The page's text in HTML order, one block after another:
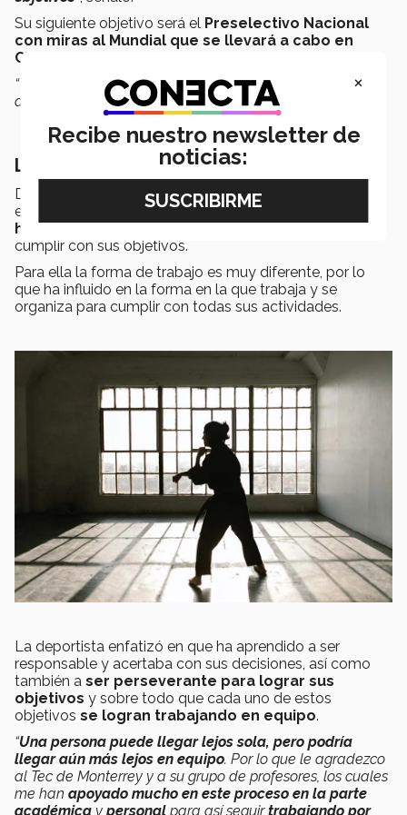
Su siguiente objetivo será el Preselectivo Nacional
con miras al Mundial que se llevará a cabo en
China.
“Trabajaré muy duro para este evento junto con el apoyo
de mis papás, entrenadores y compañeros”
Llegar lejos en equipo
De acuerdo con Nadia antes de entrar al Tec llevaba un
estilo de vida diferente ya que no tenía las
herramientasque la institución le ha brindado para
cumplir con sus objetivos.
Para ella la forma de trabajo es muy diferente, por lo
que ha influido en la forma en la que trabaja y se
organiza para cumplir con todas sus actividades.
La deportista enfatizó en que ha aprendido a ser
responsable y acertaba con sus decisiones, así como
también a ser perseverante para lograr sus
objetivos y sobre todo que cada uno de estos
objetivos se logran trabajando en equipo.
“Una persona puede llegar lejos sola, pero podría
llegar aún más lejos en equipo. Por lo que le agradezco
al Tec de Monterrey y a su grupo de profesores, los cuales
me han apoyado mucho en este proceso en la parte
académica y personal para así seguirtrabajando por
×
Recibe nuestro newsletter de
noticias: